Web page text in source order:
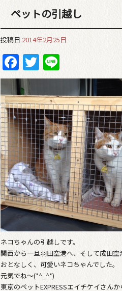
ペットの引越し
投稿日 2014年2月25日
Facebook
Twitter
ネコちゃんの引越しです。
関西から一旦羽田空港へ、そして成田空
おとなしく、可愛いネコちゃんでした。
元気でね〜(*^_^*)
東京のペットEXPRESSエイチケイさんか